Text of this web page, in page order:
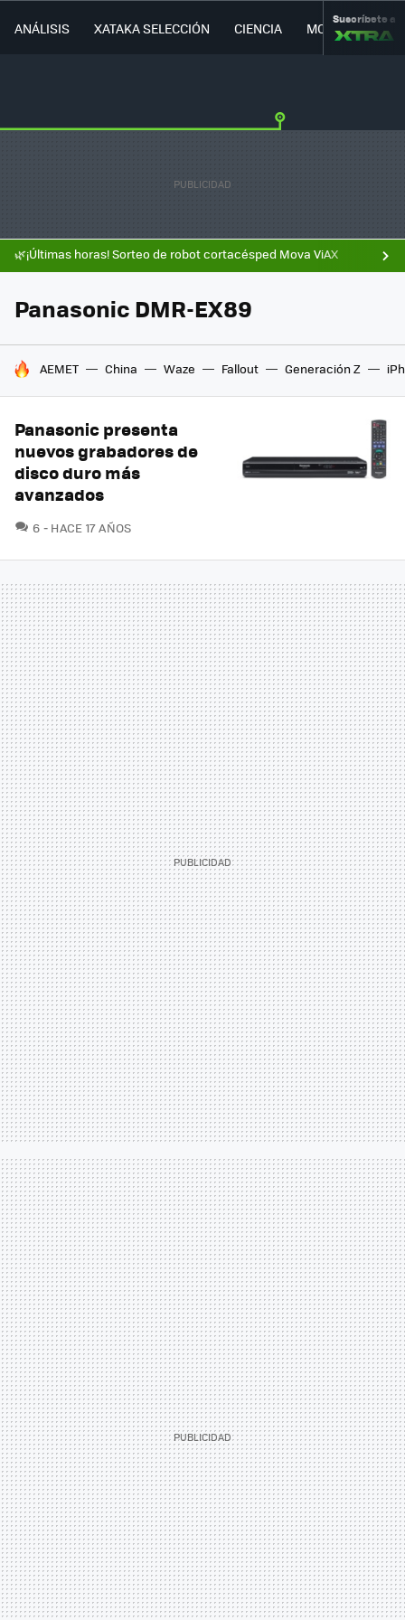
ANÁLISIS XATAKA SELECCIÓN CIENCIA MOVILIDAD
Suscríbete a
🌿¡Últimas horas! Sorteo de robot cortacésped Mova ViAX
Panasonic DMR-EX89
HOY SE HABLA DE
AEMET China Waze Fallout Generación Z
Panasonic presenta
nuevos grabadores de
disco duro más
avanzados
6 COMENTARIOS
HACE 17 AÑOS